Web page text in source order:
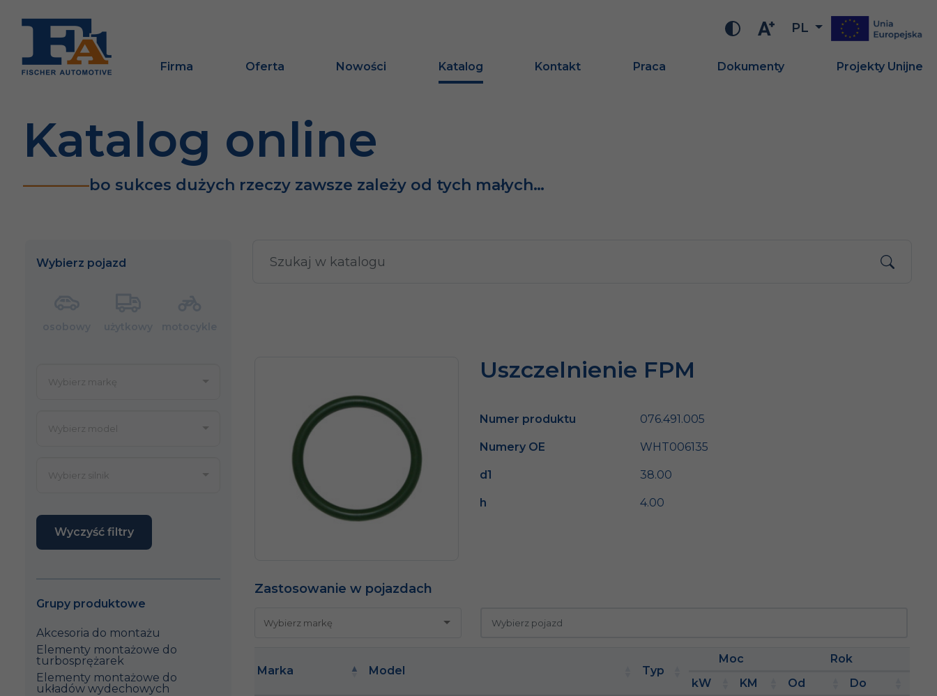
PL
Firma Oferta Nowości Katalog Kontakt Praca Dokumenty Projekty Unijne
Katalog online
bo sukces dużych rzeczy zawsze zależy od tych małych…
Wybierz pojazd
Wyczyść filtry
Grupy produktowe
Akcesoria do montażu
Elementy montażowe do
turbosprężarek
Elementy montażowe do
układów wydechowych
Uszczelnienie FPM
Numer produktu 076.491.005
Numery OE WHT006135
d1 38.00
h 4.00
Zastosowanie w pojazdach
Marka Model Typ
Moc
Rok
kW
KM Od Do